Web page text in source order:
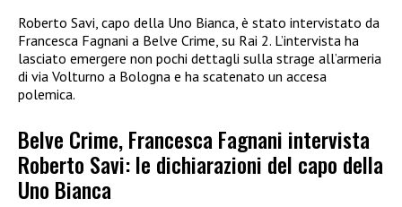
Roberto Savi, capo della Uno Bianca, è stato intervistato da
Francesca Fagnani a Belve Crime, su Rai 2. L’intervista ha
lasciato emergere non pochi dettagli sulla strage all’armeria
di via Volturno a Bologna e ha scatenato un accesa
polemica.
Belve Crime, Francesca Fagnani intervista
Roberto Savi: le dichiarazioni del capo della
Uno Bianca